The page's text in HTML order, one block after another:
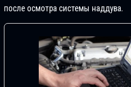
после осмотра системы наддува.